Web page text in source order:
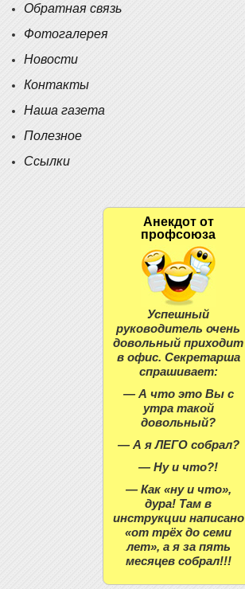
Обратная связь
Фотогалерея
Новости
Контакты
Наша газета
Полезное
Ссылки
Анекдот от
профсоюза
Успешный
руководитель очень
довольный приходит
в офис. Секретарша
спрашивает:
— А что это Вы с
утра такой
довольный?
— А я ЛЕГО собрал?
— Ну и что?!
— Как «ну и что»,
дура! Там в
инструкции написано
«от трёх до семи
лет», а я за пять
месяцев собрал!!!